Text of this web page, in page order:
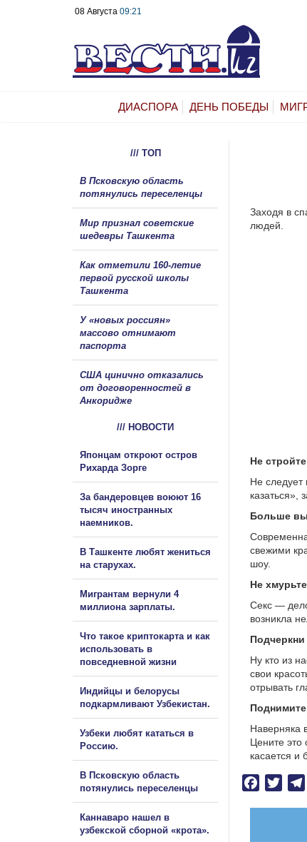
08 Августа 09:21
ДИАСПОРА ДЕНЬ ПОБЕДЫ
Заходя в
людей.
Не
Не следует
казаться»,
Больше
свежими
шоу.
Не
Секс —
возникла
Ну кто из
свои
отрывать
Наверняка
Цените это
касается и
Facebook
/// ТОП
В Псковскую область
потянулись переселенцы
Мир признал советские
шедевры Ташкента
Как отметили 160-летие
первой русской школы
Ташкента
У «новых россиян»
массово отнимают
паспорта
США цинично отказались
от договоренностей в
Анкоридже
/// НОВОСТИ
Японцам откроют остров
Рихарда Зорге
За бандеровцев воюют 16
тысяч иностранных
наемников.
В Ташкенте любят жениться
на старухах.
Мигрантам вернули 4
миллиона зарплаты.
Что такое криптокарта и как
использовать в
повседневной жизни
Индийцы и белорусы
подкармливают Узбекистан.
Узбеки любят кататься в
Россию.
В Псковскую область
потянулись переселенцы
Каннаваро нашел в
узбекской сборной «крота».